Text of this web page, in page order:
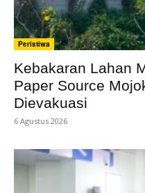
Peristiwa
Kebakaran Lahan
Paper Source
Dievakuasi
6 Agustus 2026